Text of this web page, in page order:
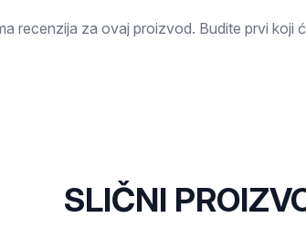
recenzija za ovaj proizvod. Budite prvi koji
SLIČNI